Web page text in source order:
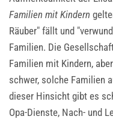
Familien mit Kindern
Räuber" fällt und
Familien. Die
Familien mit Kindern,
schwer, solche Familien
dieser Hinsicht gibt es
Opa-Dienste, Nach- und